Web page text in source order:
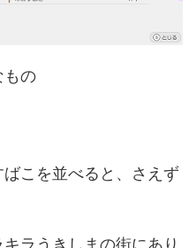
もの
こを並べると、さえず
ラうきしまの街にあり